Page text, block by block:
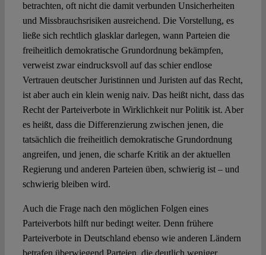
betrachten, oft nicht die damit verbunden Unsicherheiten
und Missbrauchsrisiken ausreichend. Die Vorstellung, es
ließe sich rechtlich glasklar darlegen, wann Parteien die
freiheitlich demokratische Grundordnung bekämpfen,
verweist zwar eindrucksvoll auf das schier endlose
Vertrauen deutscher Juristinnen und Juristen auf das Recht,
ist aber auch ein klein wenig naiv. Das heißt nicht, dass das
Recht der Parteiverbote in Wirklichkeit nur Politik ist. Aber
es heißt, dass die Differenzierung zwischen jenen, die
tatsächlich die freiheitlich demokratische Grundordnung
angreifen, und jenen, die scharfe Kritik an der aktuellen
Regierung und anderen Parteien üben, schwierig ist – und
schwierig bleiben wird.
Auch die Frage nach den möglichen Folgen eines
Parteiverbots hilft nur bedingt weiter. Denn frühere
Parteiverbote in Deutschland ebenso wie anderen Ländern